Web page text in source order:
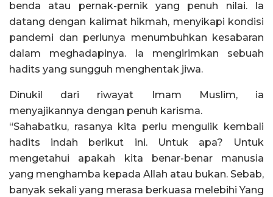
benda atau pernak-pernik yang penuh nilai. Ia
datang dengan kalimat hikmah, menyikapi kondisi
pandemi dan perlunya menumbuhkan kesabaran
dalam meghadapinya. Ia mengirimkan sebuah
hadits yang sungguh menghentak jiwa.
Dinukil dari riwayat Imam Muslim, ia
menyajikannya dengan penuh karisma.
“Sahabatku, rasanya kita perlu mengulik kembali
hadits indah berikut ini. Untuk apa? Untuk
mengetahui apakah kita benar-benar manusia
yang menghamba kepada Allah atau bukan. Sebab,
banyak sekali yang merasa berkuasa melebihi Yang